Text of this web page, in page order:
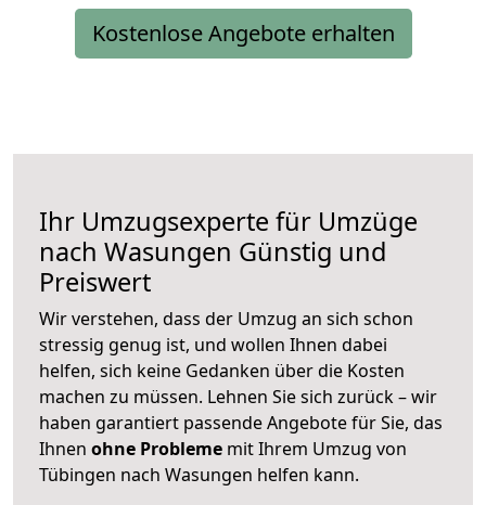
Kostenlose Angebote erhalten
Ihr Umzugsexperte für Umzüge
nach Wasungen Günstig und
Preiswert
Wir verstehen, dass der Umzug an sich schon
stressig genug ist, und wollen Ihnen dabei
helfen, sich keine Gedanken über die Kosten
machen zu müssen. Lehnen Sie sich zurück – wir
haben garantiert passende Angebote für Sie, das
Ihnen ohne Probleme mit Ihrem Umzug von
Tübingen nach Wasungen helfen kann.